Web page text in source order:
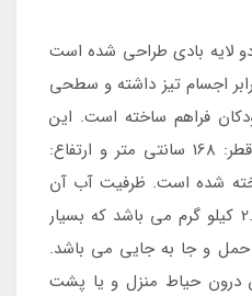
لایه بادی طراحی شده است
اجسام تیز داشته و سطحی
فراهم ساخته است. این
محصول در ابعادی از جمله قطر: 168 سانتی متر و ارتفاع:
شده است. ظرفیت آب آن
581 لیتر بوده و دارای وزن 2.1 کیلو گرم می باشد که بسیار
و جا به جایی می باشد.
درون حیاط منزل و یا پشت